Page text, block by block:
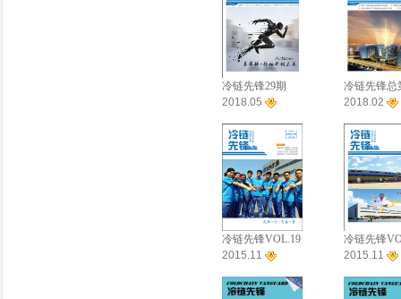
冷链先锋29期
2018.05
冷链先锋总
期
2018.02
冷链先锋VOL.19
2015.11
冷链先锋
2015.11